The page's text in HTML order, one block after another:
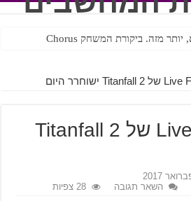
עדכון ה-Live Fire של Titanfall 2
השאר תגובה 28 צפיות